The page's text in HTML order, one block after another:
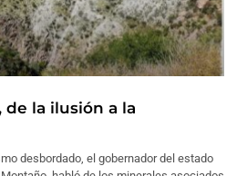
de la ilusión a la
desbordado, el gobernador del estado